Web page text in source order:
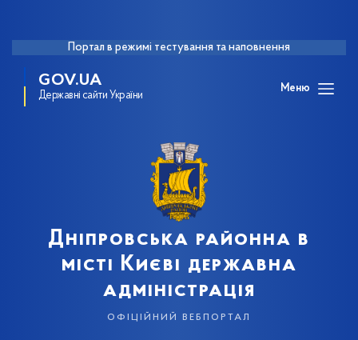
Портал в режимі тестування та наповнення
GOV.UA
Державні сайти України
Меню
Дніпровська районна в
місті Києві державна
адміністрація
офіційний вебпортал